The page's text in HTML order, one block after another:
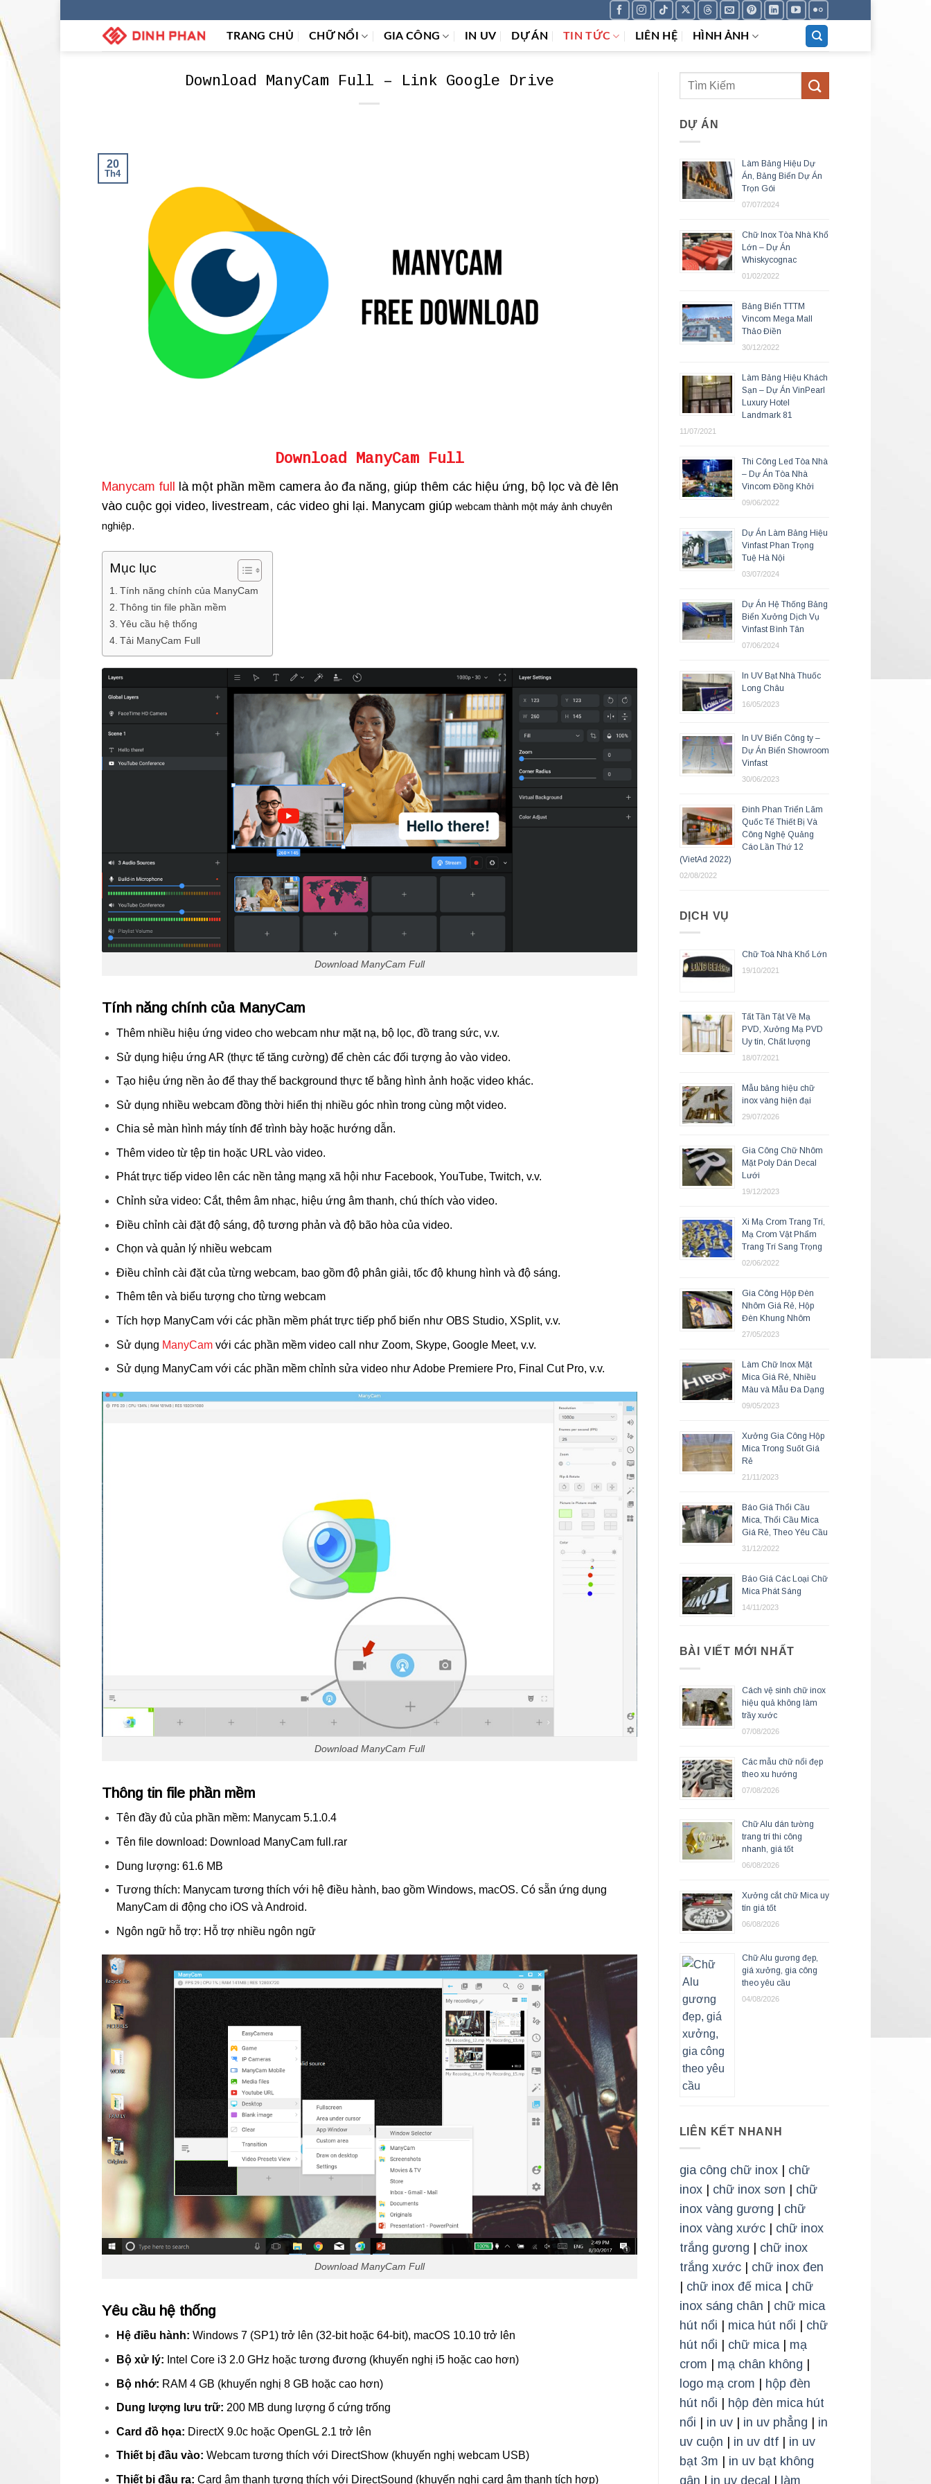
TRANG CHỦ CHỮ NỔI GIA CÔNG IN UV DỰ ÁN TIN TỨC LIÊN HỆ HÌNH ẢNH
Download ManyCam Full – Link Google Drive
20
Th4
Download ManyCam Full
Manycam full
là một phần mềm camera ảo đa năng, giúp thêm các hiệu ứng, bộ lọc và đè lên
vào cuộc gọi video, livestream, các video ghi lại. Manycam giúp webcam thành một máy ảnh chuyên
nghiệp.
Mục lục
Tính năng chính của ManyCam
Thông tin file phần mềm
Yêu cầu hệ thống
Tải ManyCam Full
Download ManyCam Full
Tính năng chính của ManyCam
Thêm nhiều hiệu ứng video cho webcam như mặt nạ, bộ lọc, đồ trang sức, v.v.
Sử dụng hiệu ứng AR (thực tế tăng cường) để chèn các đối tượng ảo vào video.
Tạo hiệu ứng nền ảo để thay thế background thực tế bằng hình ảnh hoặc video khác.
Sử dụng nhiều webcam đồng thời hiển thị nhiều góc nhìn trong cùng một video.
Chia sẻ màn hình máy tính để trình bày hoặc hướng dẫn.
Thêm video từ tệp tin hoặc URL vào video.
Phát trực tiếp video lên các nền tảng mạng xã hội như Facebook, YouTube, Twitch, v.v.
Chỉnh sửa video: Cắt, thêm âm nhạc, hiệu ứng âm thanh, chú thích vào video.
Điều chỉnh cài đặt độ sáng, độ tương phản và độ bão hòa của video.
Chọn và quản lý nhiều webcam
Điều chỉnh cài đặt của từng webcam, bao gồm độ phân giải, tốc độ khung hình và độ sáng.
Thêm tên và biểu tượng cho từng webcam
Tích hợp ManyCam với các phần mềm phát trực tiếp phổ biến như OBS Studio, XSplit, v.v.
Sử dụng ManyCamvới các phần mềm video call như Zoom, Skype, Google Meet, v.v.
Sử dụng ManyCam với các phần mềm chỉnh sửa video như Adobe Premiere Pro, Final Cut Pro, v.v.
Download ManyCam Full
Thông tin file phần mềm
Tên đầy đủ của phần mềm: Manycam 5.1.0.4
Tên file download: Download ManyCam full.rar
Dung lượng: 61.6 MB
Tương thích: Manycam tương thích với hệ điều hành, bao gồm Windows, macOS. Có sẵn ứng dụng
ManyCam di động cho iOS và Android.
Ngôn ngữ hỗ trợ: Hỗ trợ nhiều ngôn ngữ
Download ManyCam Full
Yêu cầu hệ thống
Hệ điều hành: Windows 7 (SP1) trở lên (32-bit hoặc 64-bit), macOS 10.10 trở lên
Bộ xử lý: Intel Core i3 2.0 GHz hoặc tương đương (khuyến nghị i5 hoặc cao hơn)
Bộ nhớ: RAM 4 GB (khuyến nghị 8 GB hoặc cao hơn)
Dung lượng lưu trữ: 200 MB dung lượng ổ cứng trống
Card đồ họa: DirectX 9.0c hoặc OpenGL 2.1 trở lên
Thiết bị đầu vào: Webcam tương thích với DirectShow (khuyến nghị webcam USB)
Thiết bị đầu ra: Card âm thanh tương thích với DirectSound (khuyến nghị card âm thanh tích hợp)
DỰ ÁN
Làm Bảng Hiệu Dự
Án, Bảng Biển Dự Án
Trọn Gói
07/07/2024
Chữ Inox Tòa Nhà Khổ
Lớn – Dự Án
Whiskycognac
01/02/2022
Bảng Biển TTTM
Vincom Mega Mall
Thảo Điền
30/12/2022
Làm Bảng Hiệu Khách
Sạn – Dự Án VinPearl
Luxury Hotel
Landmark 81
11/07/2021
Thi Công Led Tòa Nhà
– Dự Án Tòa Nhà
Vincom Đồng Khởi
09/06/2022
Dự Án Làm Bảng Hiệu
Vinfast Phan Trọng
Tuệ Hà Nội
03/07/2024
Dự Án Hệ Thống Bảng
Biển Xưởng Dịch Vụ
Vinfast Bình Tân
07/06/2024
In UV Bạt Nhà Thuốc
Long Châu
16/05/2023
In UV Biển Công ty –
Dự Án Biển Showroom
Vinfast
30/06/2023
Đinh Phan Triển Lãm
Quốc Tế Thiết Bị Và
Công Nghệ Quảng
Cáo Lần Thứ 12
(VietAd 2022)
02/08/2022
DỊCH VỤ
Chữ Toà Nhà Khổ Lớn
19/10/2021
Tất Tần Tật Về Mạ
PVD, Xưởng Mạ PVD
Uy tín, Chất lượng
18/07/2021
Mẫu bảng hiệu chữ
inox vàng hiện đại
29/07/2026
Gia Công Chữ Nhôm
Mặt Poly Dán Decal
Lưới
19/12/2023
Xi Mạ Crom Trang Trí,
Mạ Crom Vật Phẩm
Trang Trí Sang Trọng
02/06/2022
Gia Công Hộp Đèn
Nhôm Giá Rẻ, Hộp
Đèn Khung Nhôm
27/05/2023
Làm Chữ Inox Mặt
Mica Giá Rẻ, Nhiều
Màu và Mẫu Đa Dạng
09/05/2023
Xưởng Gia Công Hộp
Mica Trong Suốt Giá
Rẻ
21/11/2023
Báo Giá Thổi Cầu
Mica, Thổi Cầu Mica
Giá Rẻ, Theo Yêu Cầu
31/12/2022
Báo Giá Các Loại Chữ
Mica Phát Sáng
14/11/2023
BÀI VIẾT MỚI NHẤT
Cách vệ sinh chữ inox
hiệu quả không làm
trầy xước
07/08/2026
Các mẫu chữ nổi đẹp
theo xu hướng
07/08/2026
Chữ Alu dán tường
trang trí thi công
nhanh, giá tốt
06/08/2026
Xưởng cắt chữ Mica uy
tín giá tốt
06/08/2026
Chữ Alu gương đẹp,
giá xưởng, gia công
theo yêu cầu
04/08/2026
LIÊN KẾT NHANH
gia công chữ inox| chữ
inox| chữ inox sơn
chữ
inox vàng gương
chữ
inox vàng xước| chữ inox
trắng gương
chữ inox
trắng xước| chữ inox đen
chữ inox đế mica| chữ
inox sáng chân
chữ mica
hút nổi
mica hút nổi
chữ
hút nổi
chữ mica| mạ
crom
mạ chân không
logo mạ crom
hộp đèn
hút nổi
hộp đèn mica hút
nổi
in uv| in uv phẳng
in
uv cuộn
in uv dtf| in uv
bạt 3m
in uv bạt không
gân
in uv decal làm